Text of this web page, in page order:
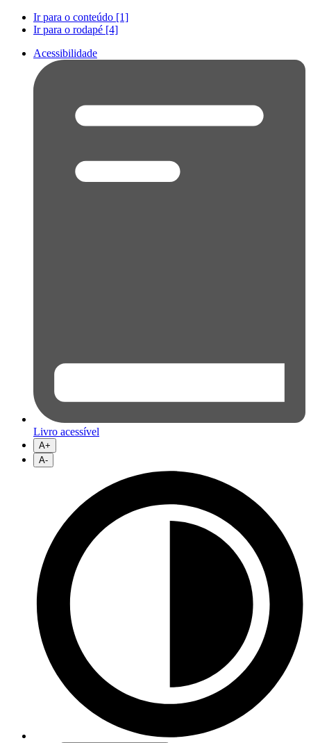
Ir para o conteúdo [1]
Ir para o rodapé [4]
Acessibilidade
Livro acessível
A+
A-